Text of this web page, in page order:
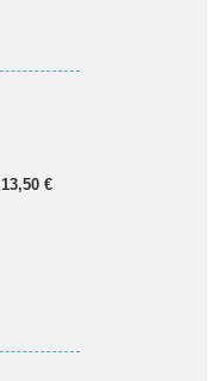
13,50 €